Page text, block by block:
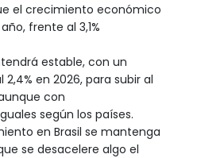
el crecimiento económico
frente al 3,1%
estable, con un
en 2026, para subir al
con
según los países.
en Brasil se mantenga
se desacelere algo el